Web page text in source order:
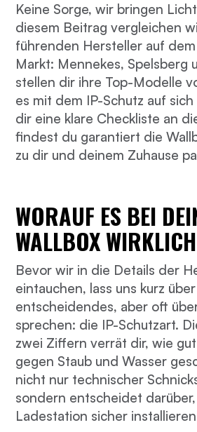
Keine Sorge, wir bringen
diesem Beitrag vergleichen
führenden Hersteller auf
Markt: Mennekes, Spelsberg
stellen dir ihre Top-Modelle
es mit dem IP-Schutz auf
dir eine klare Checkliste an
findest du garantiert die
zu dir und deinem Zuhause
WORAUF ES BEI
WALLBOX
Bevor wir in die Details der
eintauchen, lass uns kurz
entscheidendes, aber oft
sprechen: die IP-Schutzart.
zwei Ziffern verrät dir, wie
gegen Staub und Wasser
nicht nur technischer
sondern entscheidet
Ladestation sicher